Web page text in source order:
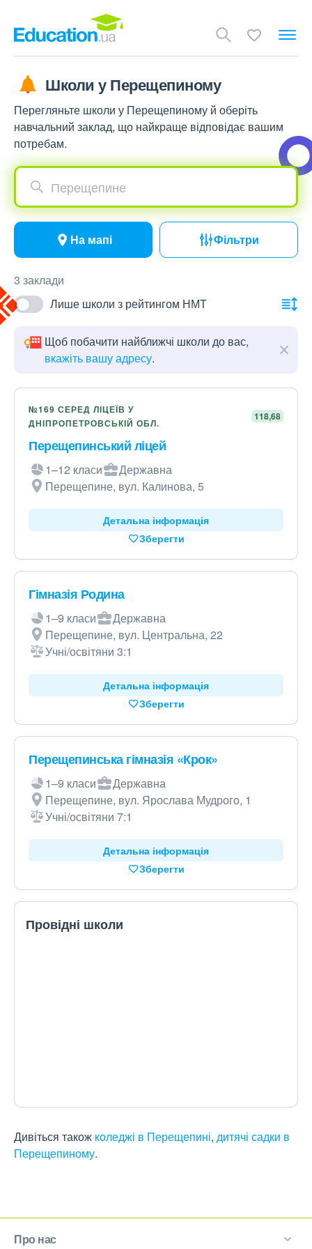
Школи у Перещепиному
Перегляньте школи у Перещепиному й оберіть
навчальний заклад, що найкраще відповідає вашим
потребам.
Перещепине
На мапі Фільтри
3 заклади
Лише школи з рейтингом НМТ
Щоб побачити найближчі школи до вас,
вкажіть вашу адресу.
№169 СЕРЕД ЛІЦЕЇВ У
ДНІПРОПЕТРОВСЬКІЙ ОБЛ.
118,68
Перещепинський ліцей
1–12 класи
Державна
Перещепине, вул. Калинова, 5
Детальна інформація
Зберегти
Гімназія Родина
1–9 класи
Державна
Перещепине, вул. Центральна, 22
Учні/освітяни 3:1
Детальна інформація
Зберегти
Перещепинська гімназія «Крок»
1–9 класи
Державна
Перещепине, вул. Ярослава Мудрого, 1
Учні/освітяни 7:1
Детальна інформація
Зберегти
Провідні школи
Дивіться також коледжі в Перещепині, дитячі садки в
Перещепиному.
Про нас